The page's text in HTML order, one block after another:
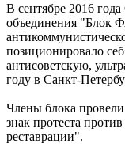
В сентябре 2016
объединения "Блок
позиционировало
антисоветскую,
году в Санкт-
Члены блока
знак протеста
реставрации".